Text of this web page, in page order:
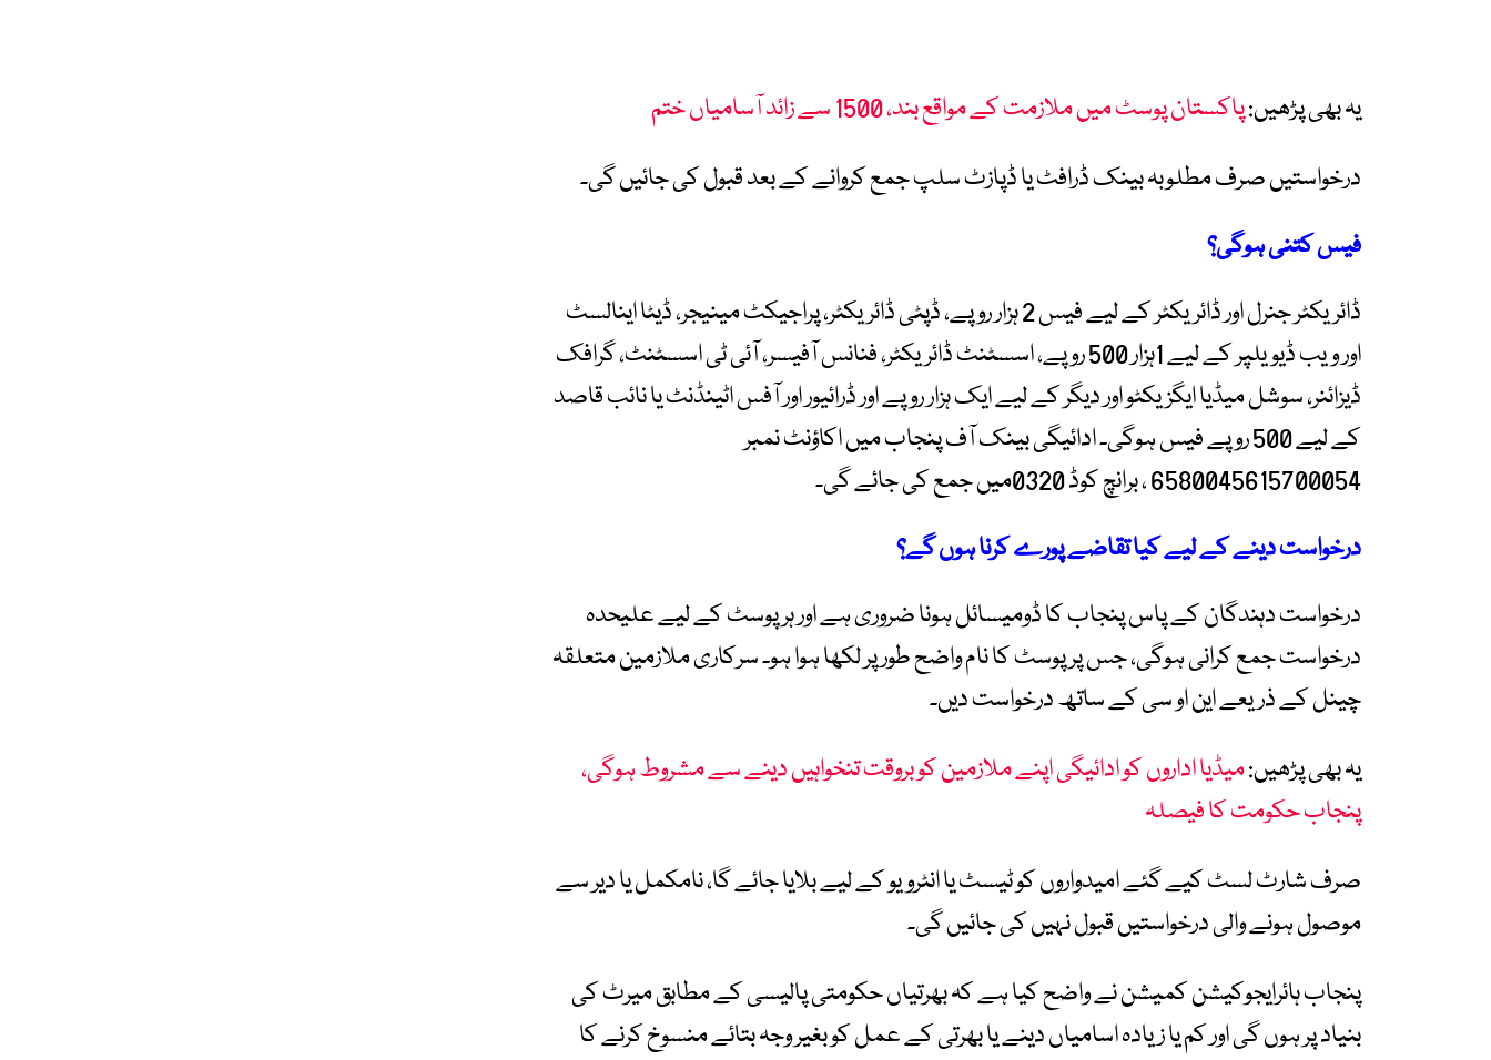
یہ بھی پڑھیں:پاکستان پوسٹ میں ملازمت کے مواقع بند، 1500 سے زائد آسامیاں ختم
درخواستیں صرف مطلوبہ بینک ڈرافٹ یا ڈپازٹ سلپ جمع کروانے کے بعد قبول کی جائیں گی۔
فیس کتنی ہوگی؟
ڈائریکٹر جنرل اور ڈائریکٹر کے لیے فیس 2 ہزار روپے، ڈپٹی ڈائریکٹر، پراجیکٹ مینیجر، ڈیٹا اینالسٹ
اور ویب ڈیویلپر کے لیے 1ہزار 500 روپے، اسسٹنٹ ڈائریکٹر، فنانس آفیسر، آئی ٹی اسسٹنٹ، گرافک
ڈیزائنر، سوشل میڈیا ایگزیکٹو اور دیگر کے لیے ایک ہزار روپے اور ڈرائیور اور آفس اٹینڈنٹ یا نائب قاصد
کے لیے 500 روپے فیس ہوگی۔ ادائیگی بینک آف پنجاب میں اکاؤنٹ نمبر
6580045615700054 ، برانچ کوڈ 0320میں جمع کی جائے گی۔
درخواست دینے کے لیے کیا تقاضے پورے کرنا ہوں گے؟
درخواست دہندگان کے پاس پنجاب کا ڈومیسائل ہونا ضروری ہے اور ہر پوسٹ کے لیے علیحدہ
درخواست جمع کرانی ہوگی، جس پر پوسٹ کا نام واضح طور پر لکھا ہوا ہو۔ سرکاری ملازمین متعلقہ
چینل کے ذریعے این او سی کے ساتھ درخواست دیں۔
یہ بھی پڑھیں:میڈیا اداروں کو ادائیگی اپنے ملازمین کو بروقت تنخواہیں دینے سے مشروط ہوگی،
پنجاب حکومت کا فیصلہ
صرف شارٹ لسٹ کیے گئے امیدواروں کو ٹیسٹ یا انٹرویو کے لیے بلایا جائے گا، نامکمل یا دیر سے
موصول ہونے والی درخواستیں قبول نہیں کی جائیں گی۔
پنجاب ہائرایجوکیشن کمیشن نے واضح کیا ہے کہ بھرتیاں حکومتی پالیسی کے مطابق میرٹ کی
بنیاد پر ہوں گی اور کم یا زیادہ اسامیاں دینے یا بھرتی کے عمل کو بغیر وجہ بتائے منسوخ کرنے کا